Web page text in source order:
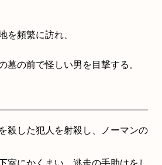
を頻繁に訪れ、
墓の前で怪しい男を目撃する。
殺した犯人を射殺し、ノーマンの